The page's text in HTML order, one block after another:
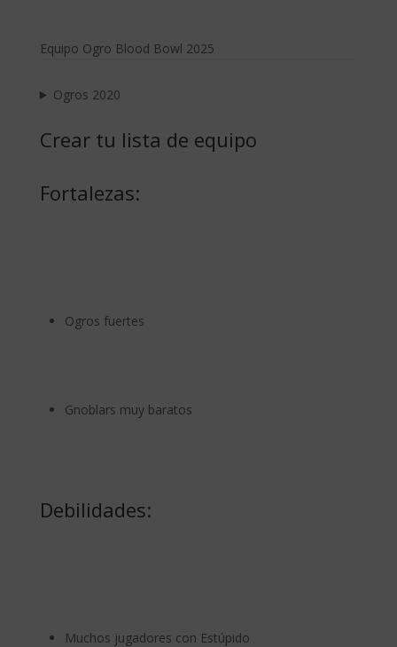
Equipo Ogro Blood Bowl 2025
Ogros 2020
Crear tu lista de equipo
Fortalezas:
Ogros fuertes
Gnoblars muy baratos
Debilidades:
Muchos jugadores con Estúpido